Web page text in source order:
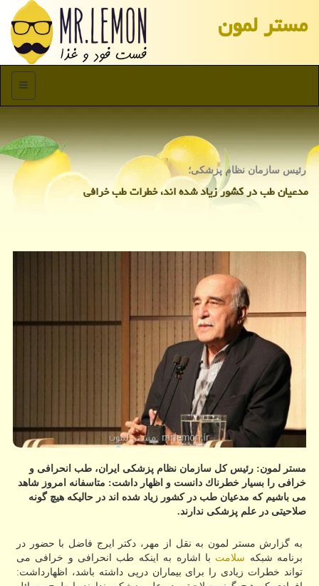
مستر لمون
منو
رئیس سازمان نظام پزشكی؛
مدعیان طب در كشور زیاد شده اند، خطرات طب خرافی
مستر لمون: رئیس كل سازمان نظام پزشكی ایران، طب انحرافی و
خرافی را بسیار خطرناك دانست و اظهار داشت: متاسفانه امروز شاهد
می باشیم كه مدعیان طب در كشور زیاد شده اند در حالیكه هیچ گونه
صلاحیتی در علم پزشكی ندارند.
به گزارش مستر لمون به نقل از مهر، دكتر ایرج فاضل با حضور در
برنامه شبكه سلامت با اشاره به اینكه طب انحرافی و خرافی می
تواند خطرات زیادی را برای بیماران درپی داشته باشد، اظهارداشت: